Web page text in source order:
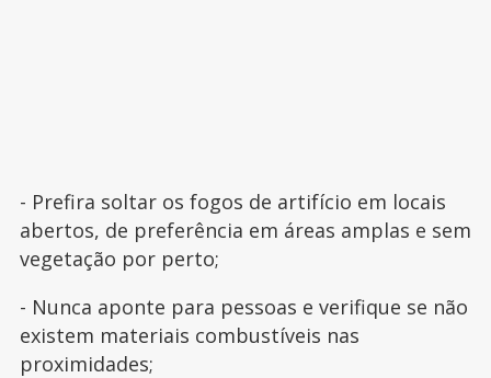
- Prefira soltar os fogos de artifício em locais
abertos, de preferência em áreas amplas e sem
vegetação por perto;
- Nunca aponte para pessoas e verifique se não
existem materiais combustíveis nas
proximidades;